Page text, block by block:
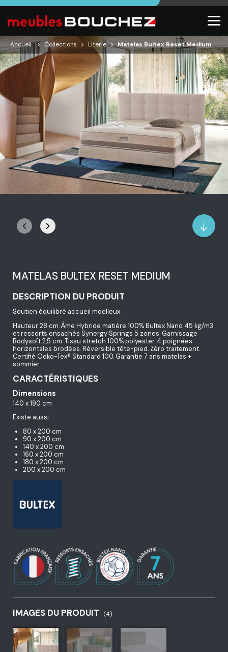
Accueil Collections Literie Matelas Bultex Reset Medium
MATELAS BULTEX RESET MEDIUM
DESCRIPTION DU PRODUIT
Soutien équilibré accueil moelleux.
Hauteur 28 cm. Âme Hybride matière 100% Bultex Nano 45 kg/m3
et ressorts ensachés Synergy Springs 5 zones. Garnissage
Bodysoft 2,5 cm. Tissu stretch 100% polyester. 4 poignées
horizontales brodées. Réversible tête-pied. Zéro traitement.
Certifié Oeko-Tex® Standard 100. Garantie 7 ans matelas +
sommier.
CARACTÉRISTIQUES
Dimensions
140 x 190 cm
Existe aussi :
80 x 200 cm
90 x 200 cm
140 x 200 cm
160 x 200 cm
180 x 200 cm
200 x 200 cm
IMAGES DU PRODUIT (4)